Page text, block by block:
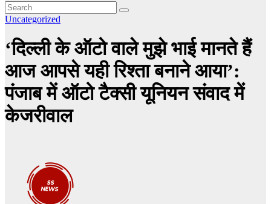
Uncategorized
‘दिल्ली के ऑटो वाले मुझे भाई मानते हैं
आज आपसे यही रिश्ता बनाने आया’:
पंजाब में ऑटो टैक्‍सी यूनियन संवाद में
केजरीवाल